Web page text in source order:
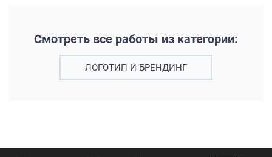
Смотреть все работы из категории:
ЛОГОТИП И БРЕНДИНГ